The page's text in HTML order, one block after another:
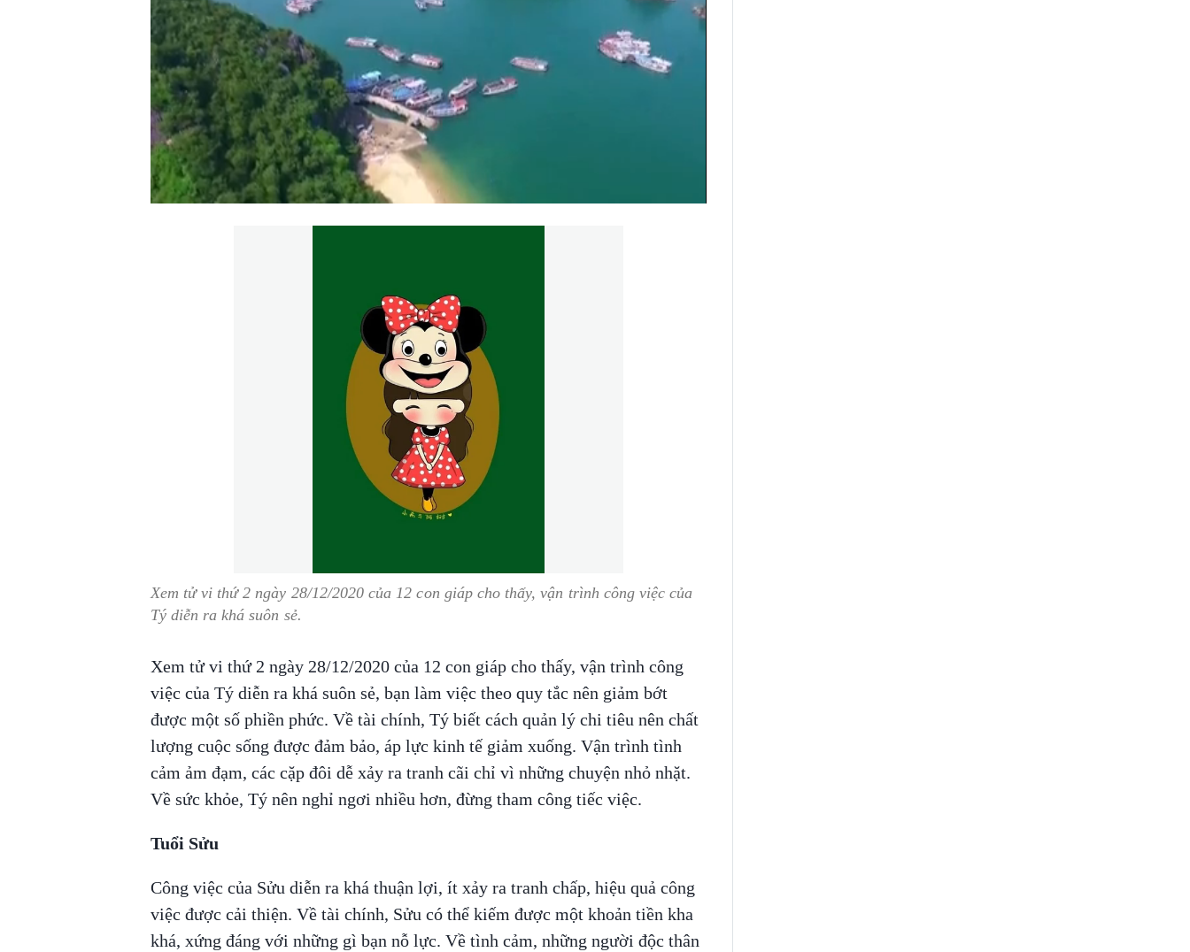
Xem tử vi thứ 2 ngày 28/12/2020 của 12 con giáp cho thấy, vận trình công việc của
Tý diễn ra khá suôn sẻ.
Xem tử vi thứ 2 ngày 28/12/2020 của 12 con giáp cho thấy, vận trình công
việc của Tý diễn ra khá suôn sẻ, bạn làm việc theo quy tắc nên giảm bớt
được một số phiền phức. Về tài chính, Tý biết cách quản lý chi tiêu nên chất
lượng cuộc sống được đảm bảo, áp lực kinh tế giảm xuống. Vận trình tình
cảm ảm đạm, các cặp đôi dễ xảy ra tranh cãi chỉ vì những chuyện nhỏ nhặt.
Về sức khỏe, Tý nên nghỉ ngơi nhiều hơn, đừng tham công tiếc việc.
Tuổi Sửu
Công việc của Sửu diễn ra khá thuận lợi, ít xảy ra tranh chấp, hiệu quả công
việc được cải thiện. Về tài chính, Sửu có thể kiếm được một khoản tiền kha
khá, xứng đáng với những gì bạn nỗ lực. Về tình cảm, những người độc thân